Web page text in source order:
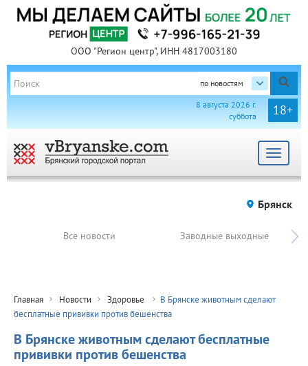
ООО "Регион центр", ИНН 4817003180
по новостям
18+
8 августа 2026 г.
суббота
Toggle
Брянск
Все новости Заводные выходные
Главная Новости Здоровье
В Брянске животным сделают
бесплатные прививки против бешенства
В Брянске животным сделают бесплатные
прививки против бешенства